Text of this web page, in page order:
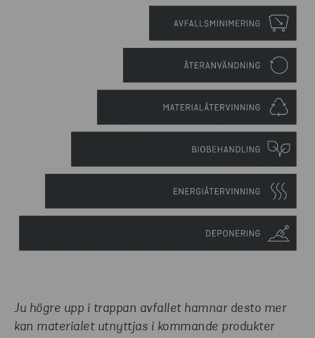
Ju högre upp i trappan avfallet hamnar desto mer
kan materialet utnyttjas i kommande produkter